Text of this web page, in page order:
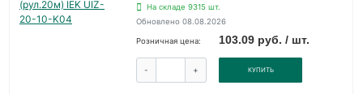
На складе 9315 шт.
Обновлено 08.08.2026
Розничная цена: 103.09 руб. / шт.
- + КУПИТЬ